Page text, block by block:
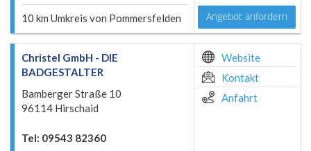
10 km Umkreis von Pommersfelden Angebot anfordern
Christel GmbH - DIE
BADGESTALTER
Bamberger Straße 10
96114 Hirschaid
Tel: 09543 82360
Website
Kontakt
Anfahrt